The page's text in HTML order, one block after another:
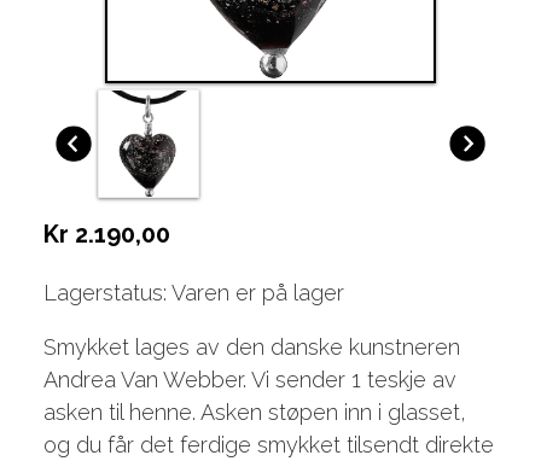
Kr 2.190,00
Lagerstatus: Varen er på lager
Smykket lages av den danske kunstneren
Andrea Van Webber. Vi sender 1 teskje av
asken til henne. Asken støpen inn i glasset,
og du får det ferdige smykket tilsendt direkte